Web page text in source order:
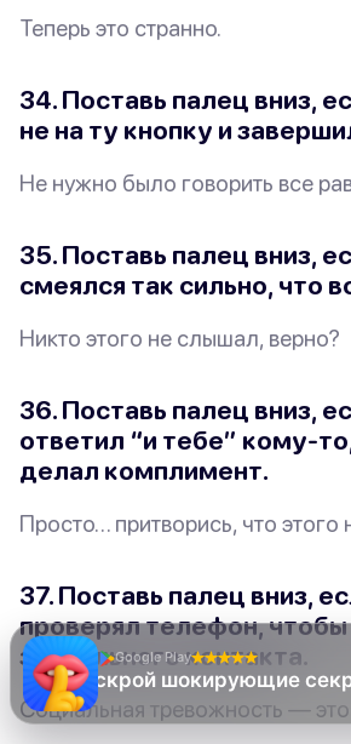
Теперь это странно.
34. Поставь палец вниз,
не на ту кнопку и
Не нужно было говорить все
35. Поставь палец вниз,
смеялся так сильно, что
Никто этого не слышал, верно?
36. Поставь палец вниз,
ответил “и тебе” кому-
делал комплимент.
Просто… притворись, что этого
37. Поставь палец вниз,
проверял телефон,
зрительного контакта.
Социальная тревожность — это
Google Play
Я никогда не